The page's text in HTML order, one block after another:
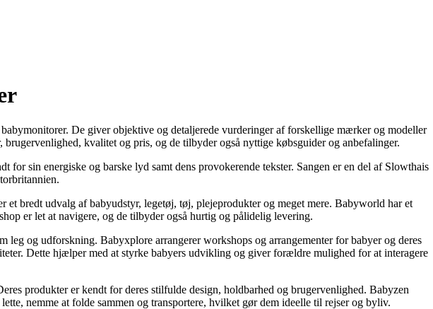
De giver objektive og detaljerede vurderinger af forskellige mærker og modeller
kvalitet og pris, og de tilbyder også nyttige købsguider og anbefalinger.
sin energiske og barske lyd samt dens provokerende tekster. Sangen er en del af Slowthais
bredt udvalg af babyudstyr, legetøj, tøj, plejeprodukter og meget mere. Babyworld har et
er let at navigere, og de tilbyder også hurtig og pålidelig levering.
og udforskning. Babyxplore arrangerer workshops og arrangementer for babyer og deres
Dette hjælper med at styrke babyers udvikling og giver forældre mulighed for at interagere
produkter er kendt for deres stilfulde design, holdbarhed og brugervenlighed. Babyzen
nemme at folde sammen og transportere, hvilket gør dem ideelle til rejser og byliv.